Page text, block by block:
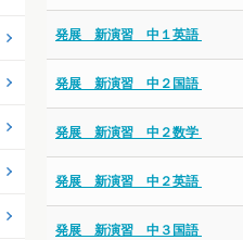
発展 新演習 中１英語
発展 新演習 中２国語
発展 新演習 中２数学
発展 新演習 中２英語
発展 新演習 中３国語